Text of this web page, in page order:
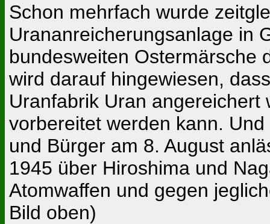
Schon mehrfach wurde
Urananreicherungsanlage in
bundesweiten Ostermärsche
wird darauf hingewiesen,
Uranfabrik Uran angereichert
vorbereitet werden kann.
und Bürger am 8. August
1945 über Hiroshima und
Atomwaffen und gegen
Bild oben)